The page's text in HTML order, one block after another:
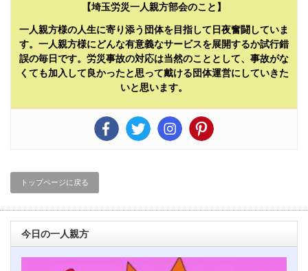
【埼玉労災一人親方部会のこと】
一人親方様の人生に寄り添う団体を目指して日夜奮闘していま
す。一人親方様にどんな有意義なサービスを展開するか試行錯
誤の毎日です。労災事故の対応は当然のこととして、事故がな
くても加入して良かったと思って戴ける団体運営にしていきた
いと思います。
トップページに戻る
今日の一人親方